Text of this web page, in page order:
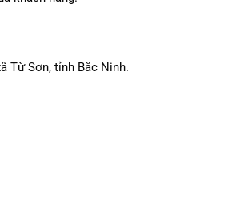
Từ Sơn, tỉnh Bắc Ninh.